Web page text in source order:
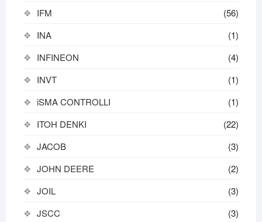
IFM
(56)
INA
(1)
INFINEON
(4)
INVT
(1)
iSMA CONTROLLI
(1)
ITOH DENKI
(22)
JACOB
(3)
JOHN DEERE
(2)
JOIL
(3)
JSCC
(3)